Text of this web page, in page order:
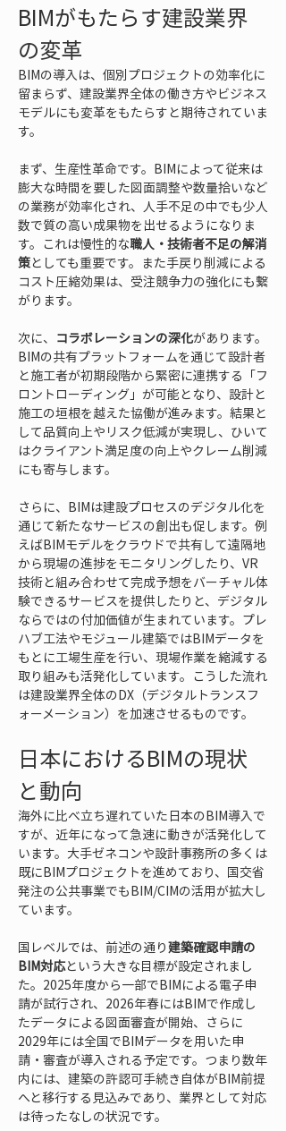
BIMがもたらす建設業界
の変革
BIMの導入は、個別プロジェクトの効率化に
留まらず、建設業界全体の働き方やビジネス
モデルにも変革をもたらすと期待されていま
す。
まず、生産性革命です。BIMによって従来は
膨大な時間を要した図面調整や数量拾いなど
の業務が効率化され、人手不足の中でも少人
数で質の高い成果物を出せるようになりま
す。これは慢性的な職人・技術者不足の解消
策としても重要です。また手戻り削減による
コスト圧縮効果は、受注競争力の強化にも繋
がります。
次に、 コラボレーションの深化があります。
BIMの共有プラットフォームを通じて設計者
と施工者が初期段階から緊密に連携する「フ
ロントローディング」が可能となり、設計と
施工の垣根を越えた協働が進みます。結果と
して品質向上やリスク低減が実現し、ひいて
はクライアント満足度の向上やクレーム削減
にも寄与します。
さらに、BIMは建設プロセスのデジタル化を
通じて新たなサービスの創出も促します。例
えばBIMモデルをクラウドで共有して遠隔地
から現場の進捗をモニタリングしたり、VR
技術と組み合わせて完成予想をバーチャル体
験できるサービスを提供したりと、デジタル
ならではの付加価値が生まれています。プレ
ハブ工法やモジュール建築ではBIMデータを
もとに工場生産を行い、現場作業を縮減する
取り組みも活発化しています。こうした流れ
は建設業界全体のDX（デジタルトランスフ
ォーメーション）を加速させるものです。
日本におけるBIMの現状
と動向
海外に比べ立ち遅れていた日本のBIM導入で
すが、近年になって急速に動きが活発化して
います。大手ゼネコンや設計事務所の多くは
既にBIMプロジェクトを進めており、国交省
発注の公共事業でもBIM/CIMの活用が拡大し
ています。
国レベルでは、前述の通り建築確認申請の
BIM対応という大きな目標が設定されまし
た。2025年度から一部でBIMによる電子申
請が試行され、2026年春にはBIMで作成し
たデータによる図面審査が開始、さらに
2029年には全国でBIMデータを用いた申
請・審査が導入される予定です。つまり数年
内には、建築の許認可手続き自体がBIM前提
へと移行する見込みであり、業界として対応
は待ったなしの状況です。